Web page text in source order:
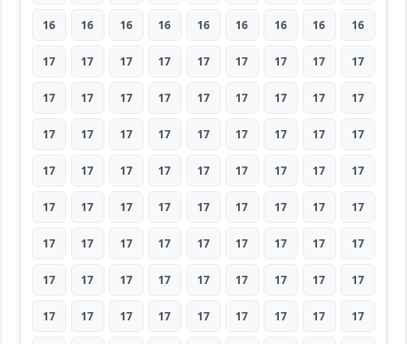
16 16 16 16 16 16 16 16 16
17 17 17 17 17 17 17 17 17
17 17 17 17 17 17 17 17 17
17 17 17 17 17 17 17 17 17
17 17 17 17 17 17 17 17 17
17 17 17 17 17 17 17 17 17
17 17 17 17 17 17 17 17 17
17 17 17 17 17 17 17 17 17
17 17 17 17 17 17 17 17 17